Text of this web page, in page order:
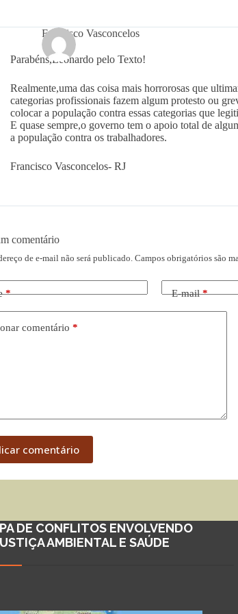
Francisco Vasconcelos
Parabéns,Leonardo pelo Texto!
Realmente,uma das coisa mais horrorosas que
categorias profissionais fazem algum protesto ou
colocar a população contra essas categorias que
E quase sempre,o governo tem o apoio total de
a população contra os trabalhadores.
Francisco Vasconcelos- RJ
comentário
de e-mail não será publicado. Campos obrigatórios são
* E-mail*
comentário *
comentário
DE CONFLITOS ENVOLVENDO
AMBIENTAL E SAÚDE